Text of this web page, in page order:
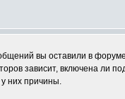
вы оставили в
зависит, включена ли
них причины.